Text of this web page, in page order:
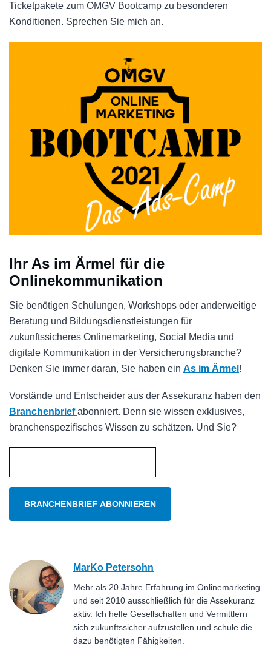
Ticketpakete zum OMGV Bootcamp zu besonderen
Konditionen. Sprechen Sie mich an.
Ihr As im Ärmel für die
Onlinekommunikation
Sie benötigen Schulungen, Workshops oder anderweitige
Beratung und Bildungsdienstleistungen für
zukunftssicheres Onlinemarketing, Social Media und
digitale Kommunikation in der Versicherungsbranche?
Denken Sie immer daran, Sie haben ein As im Ärmel !
Vorstände und Entscheider aus der Assekuranz haben den
Branchenbriefabonniert. Denn sie wissen exklusives,
branchenspezifisches Wissen zu schätzen. Und Sie?
MarKo Petersohn
Mehr als 20 Jahre Erfahrung im Onlinemarketing
und seit 2010 ausschließlich für die Assekuranz
aktiv. Ich helfe Gesellschaften und Vermittlern
sich zukunftssicher aufzustellen und schule die
dazu benötigten Fähigkeiten.